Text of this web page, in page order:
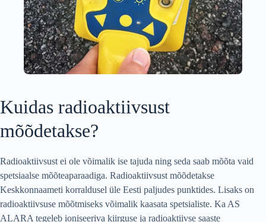
Kuidas radioaktiivsust
mõõdetakse?
Radioaktiivsust ei ole võimalik ise tajuda ning seda saab mõõta vaid
spetsiaalse mõõteaparaadiga. Radioaktiivsust mõõdetakse
Keskkonnaameti korraldusel üle Eesti paljudes punktides. Lisaks on
radioaktiivsuse mõõtmiseks võimalik kaasata spetsialiste. Ka AS
ALARA tegeleb ioniseeriva kiirguse ja radioaktiivse saaste